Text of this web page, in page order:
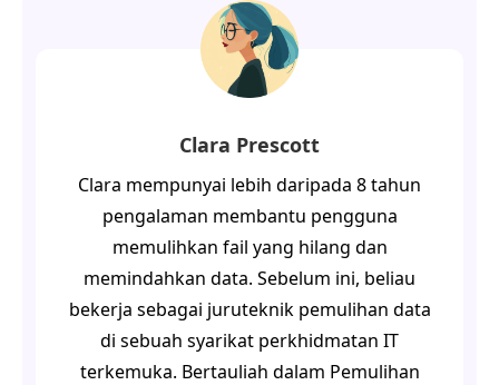
Clara Prescott
Clara mempunyai lebih daripada 8 tahun
pengalaman membantu pengguna
memulihkan fail yang hilang dan
memindahkan data. Sebelum ini, beliau
bekerja sebagai juruteknik pemulihan data
di sebuah syarikat perkhidmatan IT
terkemuka. Bertauliah dalam Pemulihan